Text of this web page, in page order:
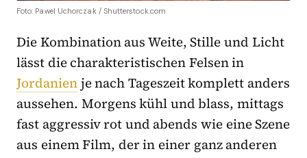
Foto: Pawel Uchorczak / Shutterstock.com
Die Kombination aus Weite, Stille und Licht
lässt die charakteristischen Felsen in
Jordanienje nach Tageszeit komplett anders
aussehen. Morgens kühl und blass, mittags
fast aggressiv rot und abends wie eine Szene
aus einem Film, der in einer ganz anderen